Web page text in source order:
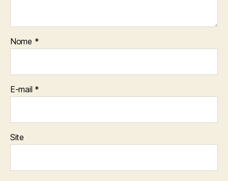
Nome *
E-mail *
Site